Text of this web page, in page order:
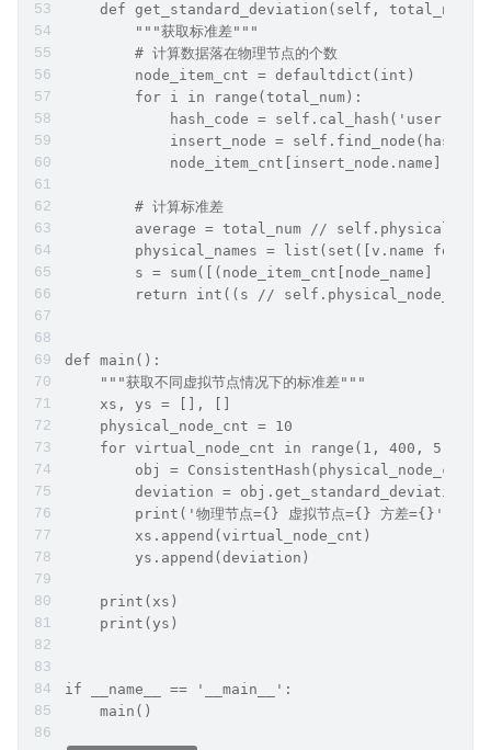
def get_standard_deviation(self,
        """获取标准差"""
        # 计算数据落在物理节点的个数
        node_item_cnt = defaultdict(int)
        for i in range(total_num):
hash_code = self.cal_hash('user-
insert_node =
            node_item_cnt[insert_node.name] += 1
        # 计算标准差
average = total_num //
physical_names = list(set([v.name for v
s = sum([(node_item_cnt[node_name] -
return int((s // self.physical_node_cnt)
def main():
    """获取不同虚拟节点情况下的标准差"""
    xs, ys = [], []
    physical_node_cnt = 10
    for virtual_node_cnt in range(1, 400, 5):
obj =
        deviation = obj.get_standard_deviation()
print('物理节点={} 虚拟节点={} 方差
        xs.append(virtual_node_cnt)
        ys.append(deviation)
    print(xs)
    print(ys)
if __name__ == '__main__':
    main()